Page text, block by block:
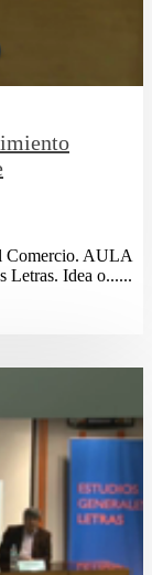
Comercio. AULA
Letras. Idea o......